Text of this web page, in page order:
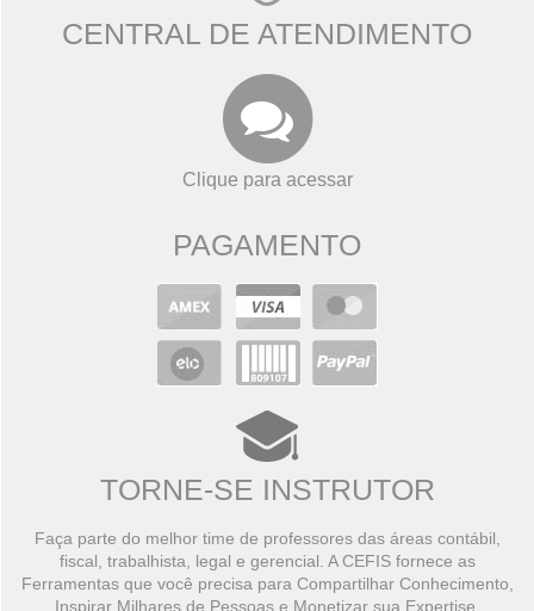
CENTRAL DE ATENDIMENTO
Clique para acessar
PAGAMENTO
TORNE-SE INSTRUTOR
Faça parte do melhor time de professores das áreas contábil,
fiscal, trabalhista, legal e gerencial. A CEFIS fornece as
Ferramentas que você precisa para Compartilhar Conhecimento,
Inspirar Milhares de Pessoas e Monetizar sua Expertise.